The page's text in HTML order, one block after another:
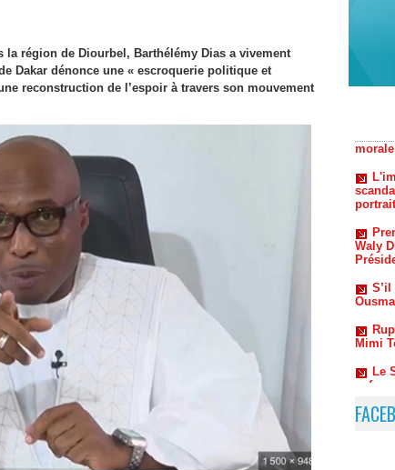
la région de Diourbel, Barthélémy Dias a vivement
Dakar dénonce une « escroquerie politique et
reconstruction de l’espoir à travers son mouvement
Waly
Mimi
Déthié